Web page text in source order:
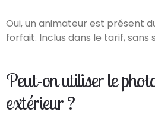
Oui, un animateur est présent
forfait. Inclus dans le tarif, sans
Peut-on utiliser le
extérieur ?